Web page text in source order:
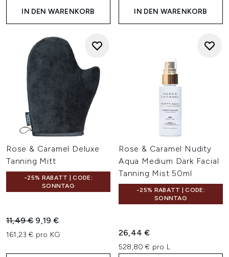
IN DEN WARENKORB IN DEN WARENKORB
Rose & Caramel Deluxe
Tanning Mitt
-25% RABATT | CODE:
SONNTAG
Unverbindliche Preisempfehlung:
11,49 € Aktueller Preis:
9,19 €
161,23 € pro KG
Rose & Caramel Nudity
Aqua Medium Dark Facial
Tanning Mist 50ml
-25% RABATT | CODE:
SONNTAG
26,44 €
528,80 € pro L